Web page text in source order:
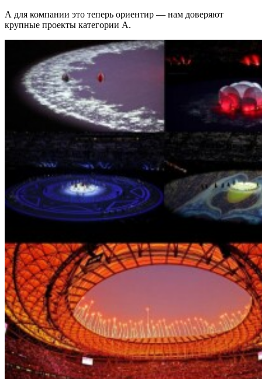
А для компании это теперь ориентир — нам доверяют
крупные проекты категории А.